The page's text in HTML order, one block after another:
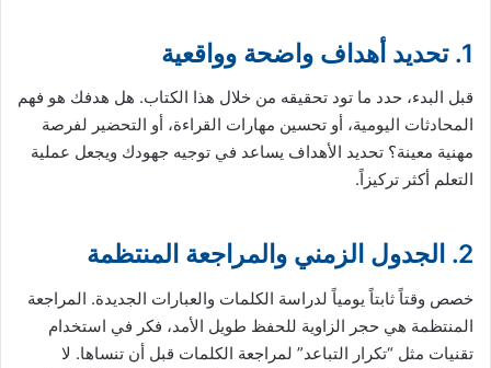
1. تحديد أهداف واضحة وواقعية
قبل البدء، حدد ما تود تحقيقه من خلال هذا الكتاب. هل هدفك هو فهم
المحادثات اليومية، أو تحسين مهارات القراءة، أو التحضير لفرصة
مهنية معينة؟ تحديد الأهداف يساعد في توجيه جهودك ويجعل عملية
التعلم أكثر تركيزاً.
2. الجدول الزمني والمراجعة المنتظمة
خصص وقتاً ثابتاً يومياً لدراسة الكلمات والعبارات الجديدة. المراجعة
المنتظمة هي حجر الزاوية للحفظ طويل الأمد، فكر في استخدام
تقنيات مثل “تكرار التباعد” لمراجعة الكلمات قبل أن تنساها. لا